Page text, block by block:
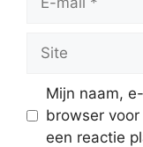
Site
Mijn naam,
browser
een reactie